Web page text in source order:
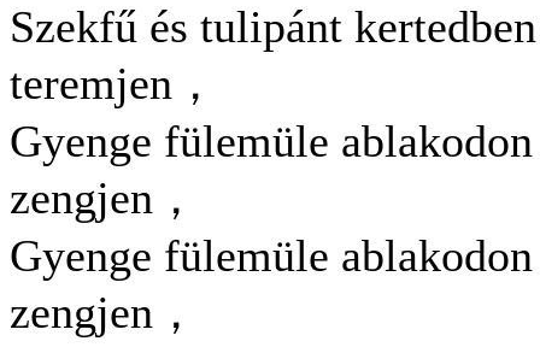
Szekfű és tulipánt kertedben
teremjen，
Gyenge fülemüle ablakodon
zengjen，
Gyenge fülemüle ablakodon
zengjen，